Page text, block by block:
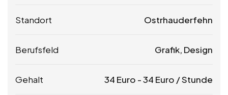
Standort Ostrhauderfehn
Berufsfeld Grafik, Design
Gehalt 34 Euro -34 Euro / Stunde